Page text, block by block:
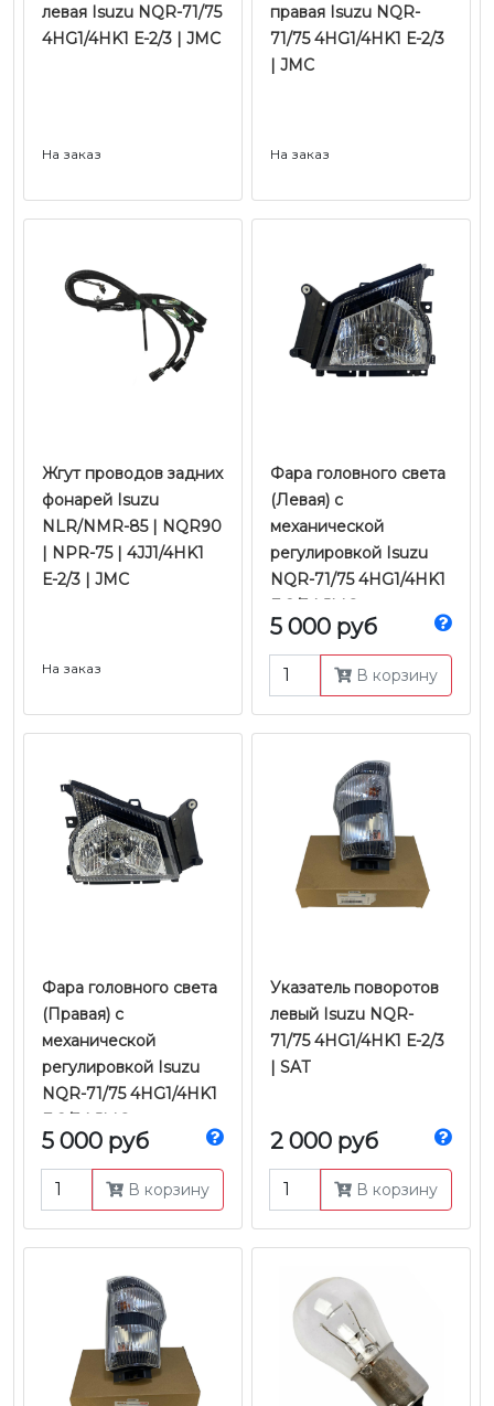
левая Isuzu NQR-71/75
4HG1/4HK1 Е-2/3 | JMC
На заказ
правая Isuzu NQR-
71/75 4HG1/4HK1 Е-2/3
| JMC
На заказ
Жгут проводов задних
фонарей Isuzu
NLR/NMR-85 | NQR90
| NPR-75 | 4JJ1/4HK1
Е-2/3 | JMC
На заказ
Фара головного света
(Левая) с
механической
регулировкой Isuzu
NQR-71/75 4HG1/4HK1
Е-2/3 | JMC
5 000 руб
В корзину
Фара головного света
(Правая) с
механической
регулировкой Isuzu
NQR-71/75 4HG1/4HK1
Е-2/3 | JMC
5 000 руб
В корзину
Указатель поворотов
левый Isuzu NQR-
71/75 4HG1/4HK1 Е-2/3
| SAT
2 000 руб
В корзину